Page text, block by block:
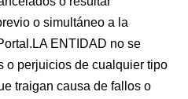
o simultáneo a la
ENTIDAD no se
o perjuicios de cualquier tipo
traigan causa de fallos o